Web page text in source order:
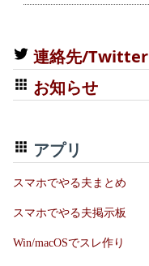
連絡先/Twitter
お知らせ
アプリ
スマホでやる夫まとめ
スマホでやる夫掲示板
Win/macOSでスレ作り